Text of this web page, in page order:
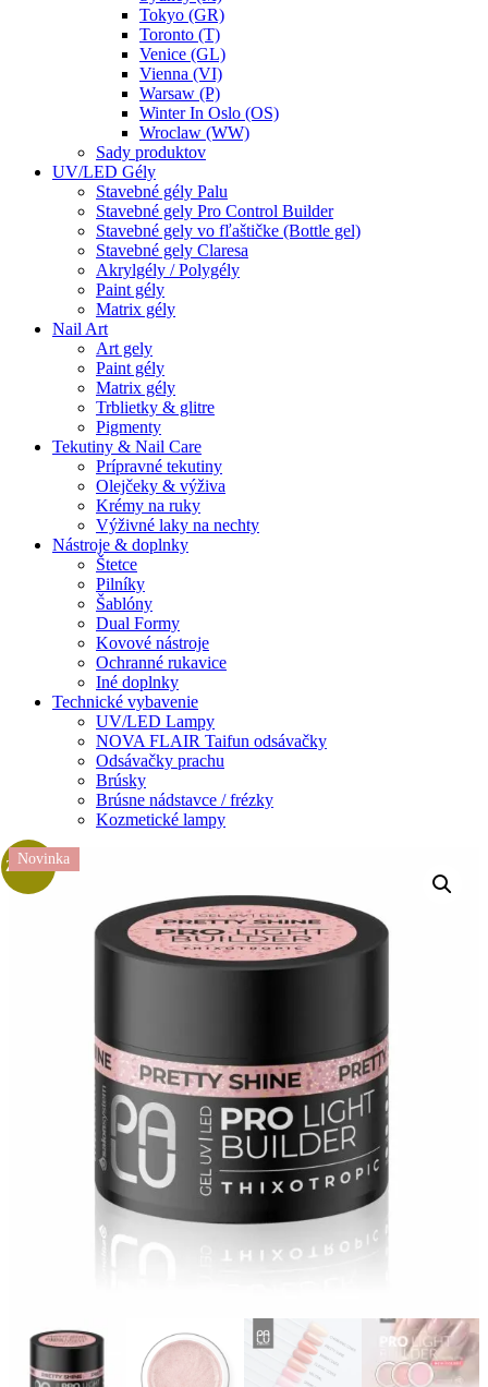
Tokyo (GR)
Toronto (T)
Venice (GL)
Vienna (VI)
Warsaw (P)
Winter In Oslo (OS)
Wroclaw (WW)
Sady produktov
UV/LED Gély
Stavebné gély Palu
Stavebné gely Pro Control Builder
Stavebné gely vo fľaštičke (Bottle gel)
Stavebné gely Claresa
Akrylgély / Polygély
Paint gély
Matrix gély
Nail Art
Art gely
Paint gély
Matrix gély
Trblietky & glitre
Pigmenty
Tekutiny & Nail Care
Prípravné tekutiny
Olejčeky & výživa
Krémy na ruky
Výživné laky na nechty
Nástroje & doplnky
Štetce
Pilníky
Šablóny
Dual Formy
Kovové nástroje
Ochranné rukavice
Iné doplnky
Technické vybavenie
UV/LED Lampy
NOVA FLAIR Taifun odsávačky
Odsávačky prachu
Brúsky
Brúsne nádstavce / frézky
Kozmetické lampy
Zľava!
Novinka